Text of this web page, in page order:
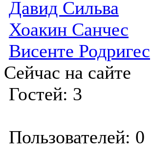
Давид Сильва
Хоакин Санчес
Висенте Родригес
Сейчас на сайте
Гостей: 3
Пользователей: 0